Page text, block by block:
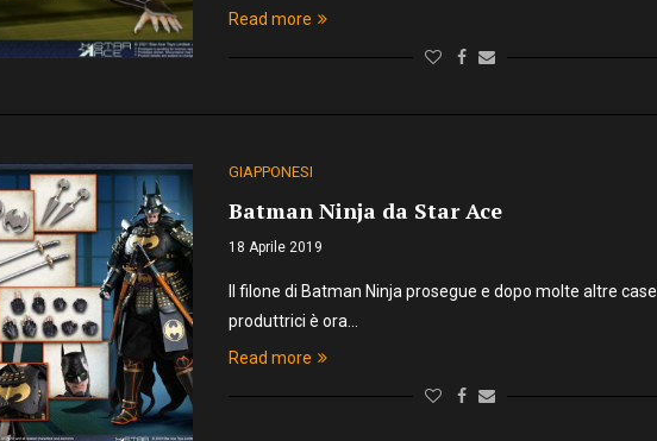
Read more
GIAPPONESI
Batman Ninja da Star Ace
18 Aprile 2019
Il filone di Batman Ninja prosegue e dopo molte altre case
produttrici è ora…
Read more